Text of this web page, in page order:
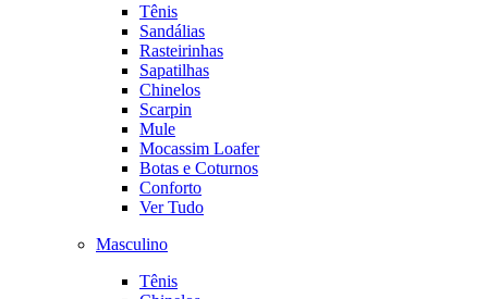
Tênis
Sandálias
Rasteirinhas
Sapatilhas
Chinelos
Scarpin
Mule
Mocassim Loafer
Botas e Coturnos
Conforto
Ver Tudo
Masculino
Tênis